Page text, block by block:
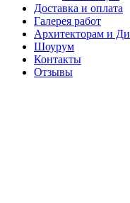
Доставка и оплата
Галерея работ
Архитекторам и
Шоурум
Контакты
Отзывы